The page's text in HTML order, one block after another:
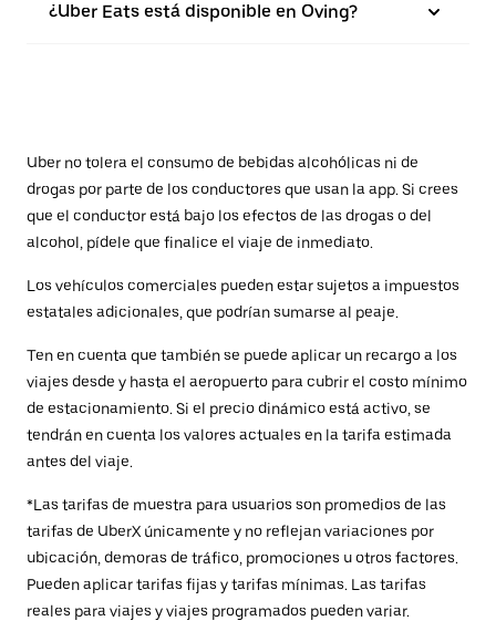
¿Uber Eats está disponible en Oving?
Uber no tolera el consumo de bebidas alcohólicas ni de
drogas por parte de los conductores que usan la app. Si crees
que el conductor está bajo los efectos de las drogas o del
alcohol, pídele que finalice el viaje de inmediato.
Los vehículos comerciales pueden estar sujetos a impuestos
estatales adicionales, que podrían sumarse al peaje.
Ten en cuenta que también se puede aplicar un recargo a los
viajes desde y hasta el aeropuerto para cubrir el costo mínimo
de estacionamiento. Si el precio dinámico está activo, se
tendrán en cuenta los valores actuales en la tarifa estimada
antes del viaje.
*Las tarifas de muestra para usuarios son promedios de las
tarifas de UberX únicamente y no reflejan variaciones por
ubicación, demoras de tráfico, promociones u otros factores.
Pueden aplicar tarifas fijas y tarifas mínimas. Las tarifas
reales para viajes y viajes programados pueden variar.